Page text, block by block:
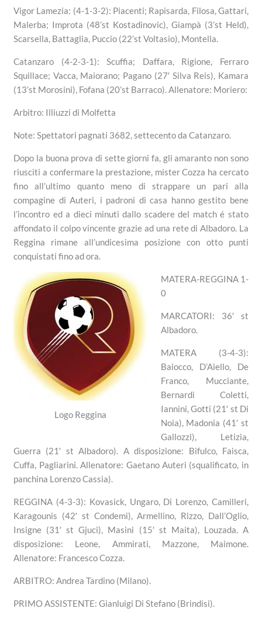
Vigor Lamezia: (4-1-3-2): Piacenti; Rapisarda, Filosa, Gattari,
Malerba; Improta (48’st Kostadinovic), Giampà (3’st Held),
Scarsella, Battaglia, Puccio (22’st Voltasio), Montella.
Catanzaro (4-2-3-1): Scuffia; Daffara, Rigione, Ferraro
Squillace; Vacca, Maiorano; Pagano (27′ Silva Reis), Kamara
(13’st Morosini), Fofana (20’st Barraco). Allenatore: Moriero:
Arbitro: Illiuzzi di Molfetta
Note: Spettatori pagnati 3682, settecento da Catanzaro.
Dopo la buona prova di sette giorni fa, gli amaranto non sono
riusciti a confermare la prestazione, mister Cozza ha cercato
fino all’ultimo quanto meno di strappare un pari alla
compagine di Auteri, i padroni di casa hanno gestito bene
l’incontro ed a dieci minuti dallo scadere del match é stato
affondato il colpo vincente grazie ad una rete di Albadoro. La
Reggina rimane all’undicesima posizione con otto punti
conquistati fino ad ora.
Logo Reggina
MATERA-REGGINA 1-
0
MARCATORI: 36′ st
Albadoro.
MATERA (3-4-3):
Baiocco, D’Aiello, De
Franco, Mucciante,
Bernardi Coletti,
Iannini, Gotti (21′ st Di
Noia), Madonia (41′ st
Gallozzi), Letizia,
Guerra (21′ st Albadoro). A disposizione: Bifulco, Faisca,
Cuffa, Pagliarini. Allenatore: Gaetano Auteri (squalificato, in
panchina Lorenzo Cassia).
REGGINA (4-3-3): Kovasick, Ungaro, Di Lorenzo, Camilleri,
Karagounis (42′ st Condemi), Armellino, Rizzo, Dall’Oglio,
Insigne (31′ st Gjuci), Masini (15′ st Maita), Louzada. A
disposizione: Leone, Ammirati, Mazzone, Maimone.
Allenatore: Francesco Cozza.
ARBITRO: Andrea Tardino (Milano).
PRIMO ASSISTENTE: Gianluigi Di Stefano (Brindisi).